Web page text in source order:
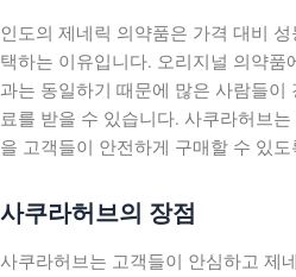
인도의 제네릭 의약품은 가격 대비
택하는 이유입니다. 오리지널 의약품
과는 동일하기 때문에 많은 사람들이
료를 받을 수 있습니다. 사쿠라허브
을 고객들이 안전하게 구매할 수 있
사쿠라허브의 장점
사쿠라허브는 고객들이 안심하고 제